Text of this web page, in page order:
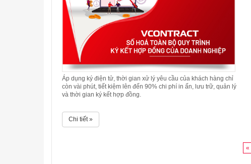
Áp dụng ký điện tử, thời gian xử lý yêu cầu của khách hàng chỉ
còn vài phút, tiết kiệm lên đến 90% chi phí in ấn, lưu trữ, quản lý
và thời gian ký kết hợp đồng.
Chi tiết »
«